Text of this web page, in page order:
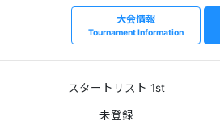
大会情報
Tournament Information
スタートリスト 1st